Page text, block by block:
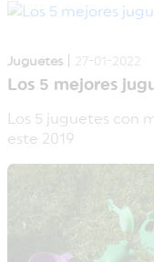
Juguetes 27-01-2022
Los 5 mejores
Los 5 juguetes con
este 2019